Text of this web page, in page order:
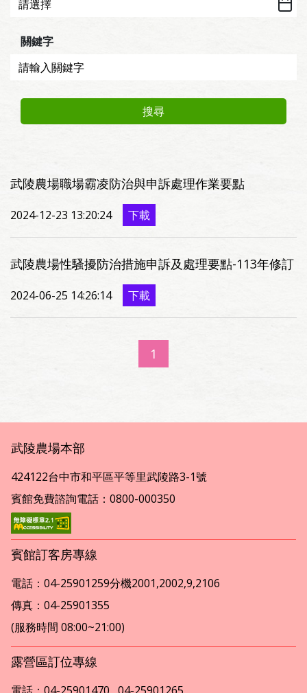
關鍵字
搜尋
武陵農場職場霸凌防治與申訴處理作業要點
2024-12-23 13:20:24 下載
武陵農場性騷擾防治措施申訴及處理要點-113年修訂
2024-06-25 14:26:14 下載
1
武陵農場本部
424122台中市和平區平等里武陵路3-1號
賓館免費諮詢電話：0800-000350
賓館訂客房專線
電話：04-25901259分機2001,2002,9,2106
傳真：04-25901355
(服務時間 08:00~21:00)
露營區訂位專線